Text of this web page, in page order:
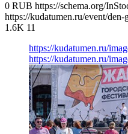
0 RUB https://schema.org/
https://kudatumen.ru/event/
1.6K 11
https://kudatumen.ru/
https://kudatumen.ru/